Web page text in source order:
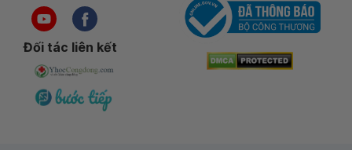
Đối tác liên kết